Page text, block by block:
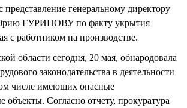
генеральному директору
ГУРИНОВУ по факту укрытия
с работником на производстве.
области сегодня, 20 мая, обнародовала
законодательства в деятельности
числе имеющих опасные
объекты. Согласно отчету, прокуратура